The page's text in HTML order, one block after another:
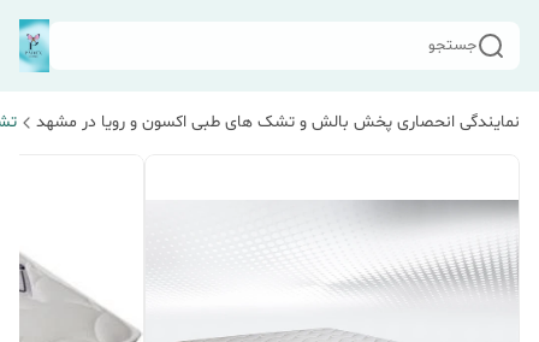
جستجو
نمایندگی انحصاری پخش بالش و تشک های طبی اکسون و رویا در مشهد